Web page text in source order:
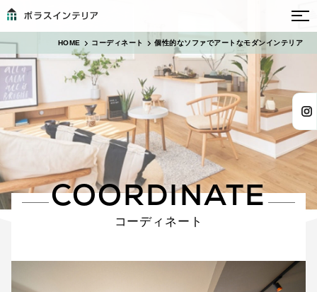
HOME コーディネート 個性的なソファでアートなモダンインテリア
COORDINATE
コーディネート